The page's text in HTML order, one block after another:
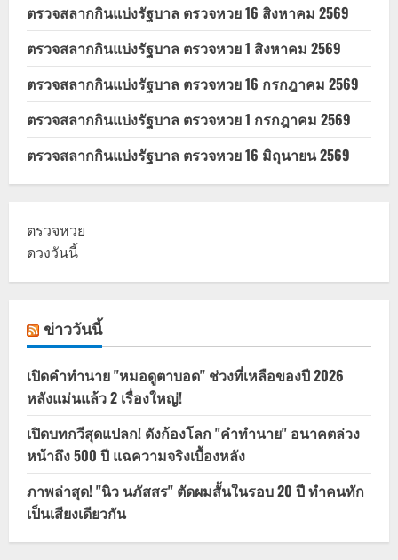
ตรวจสลากกินแบ่งรัฐบาล ตรวจหวย 16 สิงหาคม 2569
ตรวจสลากกินแบ่งรัฐบาล ตรวจหวย 1 สิงหาคม 2569
ตรวจสลากกินแบ่งรัฐบาล ตรวจหวย 16 กรกฎาคม 2569
ตรวจสลากกินแบ่งรัฐบาล ตรวจหวย 1 กรกฎาคม 2569
ตรวจสลากกินแบ่งรัฐบาล ตรวจหวย 16 มิถุนายน 2569
ตรวจหวย
ดวงวันนี้
ข่าววันนี้
เปิดคำทำนาย "หมอดูตาบอด" ช่วงที่เหลือของปี 2026
หลังแม่นแล้ว 2 เรื่องใหญ่!
เปิดบทกวีสุดแปลก! ดังก้องโลก "คำทำนาย" อนาคตล่วง
หน้าถึง 500 ปี แฉความจริงเบื้องหลัง
ภาพล่าสุด! "นิว นภัสสร" ตัดผมสั้นในรอบ 20 ปี ทำคนทัก
เป็นเสียงเดียวกัน